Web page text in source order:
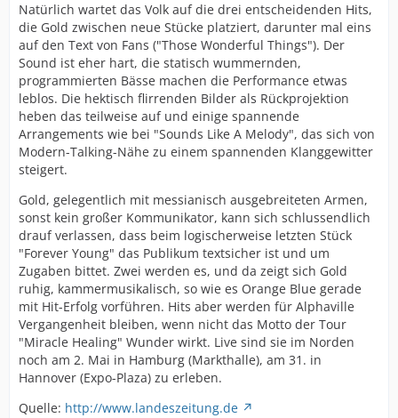
Natürlich wartet das Volk auf die drei entscheidenden Hits,
die Gold zwischen neue Stücke platziert, darunter mal eins
auf den Text von Fans ("Those Wonderful Things"). Der
Sound ist eher hart, die statisch wummernden,
programmierten Bässe machen die Performance etwas
leblos. Die hektisch flirrenden Bilder als Rückprojektion
heben das teilweise auf und einige spannende
Arrangements wie bei "Sounds Like A Melody", das sich von
Modern-Talking-Nähe zu einem spannenden Klanggewitter
steigert.
Gold, gelegentlich mit messianisch ausgebreiteten Armen,
sonst kein großer Kommunikator, kann sich schlussendlich
drauf verlassen, dass beim logischerweise letzten Stück
"Forever Young" das Publikum textsicher ist und um
Zugaben bittet. Zwei werden es, und da zeigt sich Gold
ruhig, kammermusikalisch, so wie es Orange Blue gerade
mit Hit-Erfolg vorführen. Hits aber werden für Alphaville
Vergangenheit bleiben, wenn nicht das Motto der Tour
"Miracle Healing" Wunder wirkt. Live sind sie im Norden
noch am 2. Mai in Hamburg (Markthalle), am 31. in
Hannover (Expo-Plaza) zu erleben.
Quelle: http://www.landeszeitung.de